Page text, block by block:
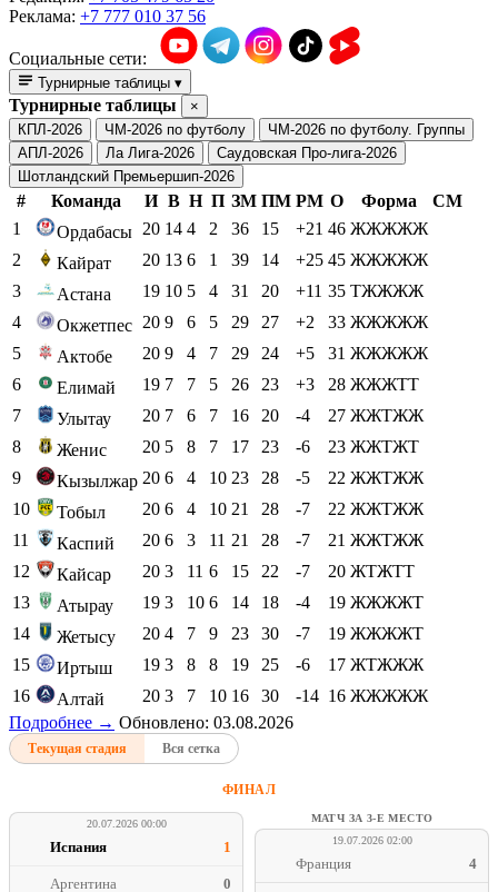
Реклама: +7 777 010 37 56
Социальные сети:
Турнирные таблицы ▾
Турнирные таблицы
×
КПЛ-2026
ЧМ-2026 по футболу
ЧМ-2026 по футболу. Группы
АПЛ-2026
Ла Лига-2026
Саудовская Про-лига-2026
Шотландский Премьершип-2026
# Команда И В Н П ЗМ ПМ РМ О Форма
СМ
1
Ордабасы 20 14 4 2 36 15 +21 46 ЖЖЖЖЖ
2
Кайрат 20 13 6 1 39 14 +25 45 ЖЖЖЖЖ
3
Астана 19 10 5 4 31 20 +11 35 ТЖЖЖЖ
4
Окжетпес 20 9 6 5 29 27 +2 33 ЖЖЖЖЖ
5
Актобе 20 9 4 7 29 24 +5 31 ЖЖЖЖЖ
6
Елимай 19 7 7 5 26 23 +3 28 ЖЖЖТТ
7
Улытау 20 7 6 7 16 20 -4 27 ЖЖТЖЖ
8
Женис 20 5 8 7 17 23 -6 23 ЖЖТЖТ
9
Кызылжар 20 6 4 10 23 28 -5 22 ЖЖТЖЖ
10
Тобыл 20 6 4 10 21 28 -7 22 ЖЖТЖЖ
11
Каспий 20 6 3 11 21 28 -7 21 ЖЖТЖЖ
12
Кайсар 20 3 11 6 15 22 -7 20 ЖТЖТТ
13
Атырау 19 3 10 6 14 18 -4 19 ЖЖЖЖТ
14
Жетысу 20 4 7 9 23 30 -7 19 ЖЖЖЖТ
15
Иртыш 19 3 8 8 19 25 -6 17 ЖТЖЖЖ
16
Алтай 20 3 7 10 16 30 -14 16 ЖЖЖЖЖ
Подробнее → Обновлено: 03.08.2026
Текущая стадия Вся сетка
ФИНАЛ
20.07.2026 00:00
Испания 1
Аргентина 0
МАТЧ ЗА 3-Е МЕСТО
19.07.2026 02:00
Франция 4